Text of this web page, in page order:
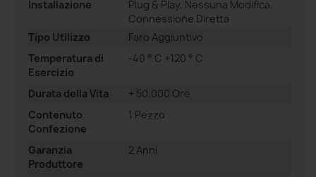
Installazione
Plug & Play, Nessuna Modifica.
Connessione Diretta
Tipo Utilizzo
Faro Aggiuntivo
Temperatura di
Esercizio
-40 ° C +120 ° C
Durata della Vita
+ 50.000 Ore
Contenuto
Confezione
1 Pezzo
Garanzia
Produttore
2 Anni